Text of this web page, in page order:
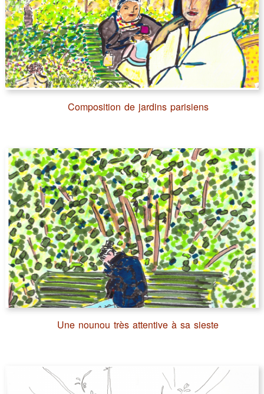
Composition de jardins parisiens
Une nounou très attentive à sa sieste